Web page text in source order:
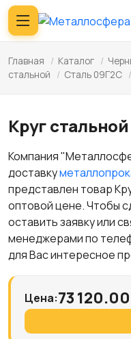
Главная / Каталог /
стальной
/ Сталь 09Г2С /
Круг
Компания
доставку
представлен товар
оптовой цене. Чтобы
оставить заявку или
менеджерами по
для Вас интересное
Цена:73